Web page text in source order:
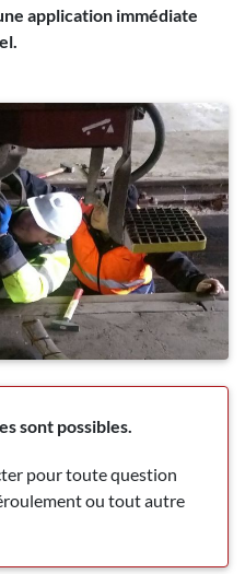
application immédiate
sont possibles.
pour toute question
ou tout autre